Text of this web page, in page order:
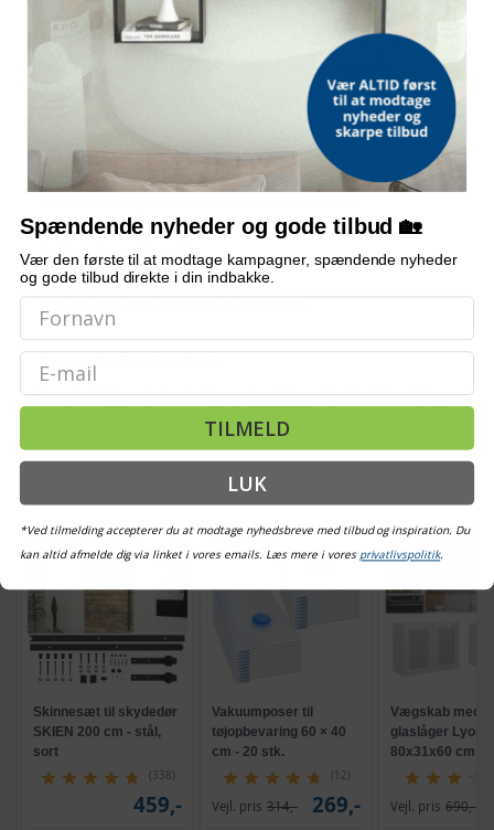
Nem at samle; vægmontering anbefales for stabilitet
OFTE STILLEDE SPØRGSMÅL
Hvad er målene?
Er det nemt at samle?
Bemærk: FAQ er vejledende information. Vi tager forbehold for fejl og
OFTE KØBT SAMMEN MED
TILBUD
Skinnesæt til skydedør
SKIEN 200 cm - stål,
sort
(338)
459,-
TILBUD
Vakuumposer til
tøjopbevaring 60 × 40
cm - 20 stk.
(12)
Vejl. pris 314,- 269,-
TILBUD
Vægskab med
glaslåger Lyon
80x31x60 cm
højglans
Vejl. pris 690,-
Spændende nyheder og gode tilbud 🏡
Vær den første til at modtage kampagner, spændende nyheder
og gode tilbud direkte i din indbakke.
Email
TILMELD
LUK
*Ved tilmelding accepterer du at modtage nyhedsbreve med tilbud og inspiration. Du
kan altid afmelde dig via linket i vores emails. Læs mere i vores privatlivspolitik.